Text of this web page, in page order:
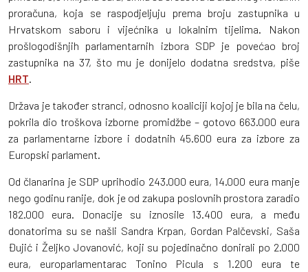
proračuna, koja se raspodjeljuju prema broju zastupnika u
Hrvatskom saboru i vijećnika u lokalnim tijelima. Nakon
prošlogodišnjih parlamentarnih izbora SDP je povećao broj
zastupnika na 37, što mu je donijelo dodatna sredstva, piše
HRT.
Država je također stranci, odnosno koaliciji kojoj je bila na čelu,
pokrila dio troškova izborne promidžbe – gotovo 663.000 eura
za parlamentarne izbore i dodatnih 45.600 eura za izbore za
Europski parlament.
Od članarina je SDP uprihodio 243.000 eura, 14.000 eura manje
nego godinu ranije, dok je od zakupa poslovnih prostora zaradio
182.000 eura. Donacije su iznosile 13.400 eura, a među
donatorima su se našli Sandra Krpan, Gordan Palčevski, Saša
Đujić i Željko Jovanović, koji su pojedinačno donirali po 2.000
eura, europarlamentarac Tonino Picula s 1.200 eura te